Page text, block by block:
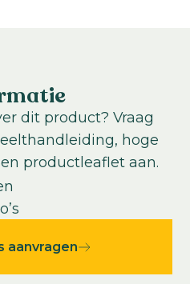
tot eindproduct:
dit product? Vraag
hoge
productleaflet aan.
aanvragen